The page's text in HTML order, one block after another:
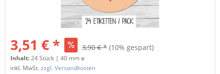
3,51 € * 3,90 € * (10% gespart)
Inhalt:24 Stück | 40 mm ø
inkl. MwSt.zzgl. Versandkosten